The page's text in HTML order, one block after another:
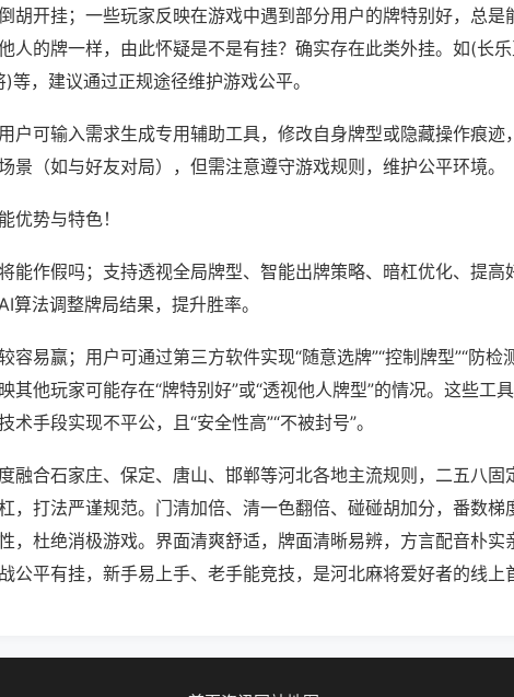
胡开挂；一些玩家反映在游戏中遇到部分用户的牌特别好，总是
人的牌一样，由此怀疑是不是有挂？确实存在此类外挂。如(长
等，建议通过正规途径维护游戏公平。
户可输入需求生成专用辅助工具，修改自身牌型或隐藏操作痕迹
景（如与好友对局），但需注意遵守游戏规则，维护公平环境。
优势与特色！
能作假吗；支持透视全局牌型、智能出牌策略、暗杠优化、提高
算法调整牌局结果，提升胜率。
容易赢；用户可通过第三方软件实现“随意选牌”“控制牌型”“防检
其他玩家可能存在“牌特别好”或“透视他人牌型”的情况。这些工
术手段实现不平公，且“安全性高”“不被封号”。
融合石家庄、保定、唐山、邯郸等河北各地主流规则，二五八固
，打法严谨规范。门清加倍、清一色翻倍、碰碰胡加分，番数梯
，杜绝消极游戏。界面清爽舒适，牌面清晰易辨，方言配音朴实
公平有挂，新手易上手、老手能竞技，是河北麻将爱好者的线上